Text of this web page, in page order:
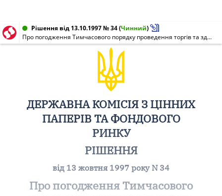
Рішення від 13.10.1997 № 34(Чинний)
Про погодження Тимчасового порядку проведення торгів та здійснення розрахунків за облігаціями внутрішньої державної позики при вторинному обігу на Українській фондовій біржі
ДЕРЖАВНА КОМІСІЯ З ЦІННИХ
ПАПЕРІВ ТА ФОНДОВОГО
РИНКУ
РІШЕННЯ
від 13 жовтня 1997 року N 34
Про погодження Тимчасового